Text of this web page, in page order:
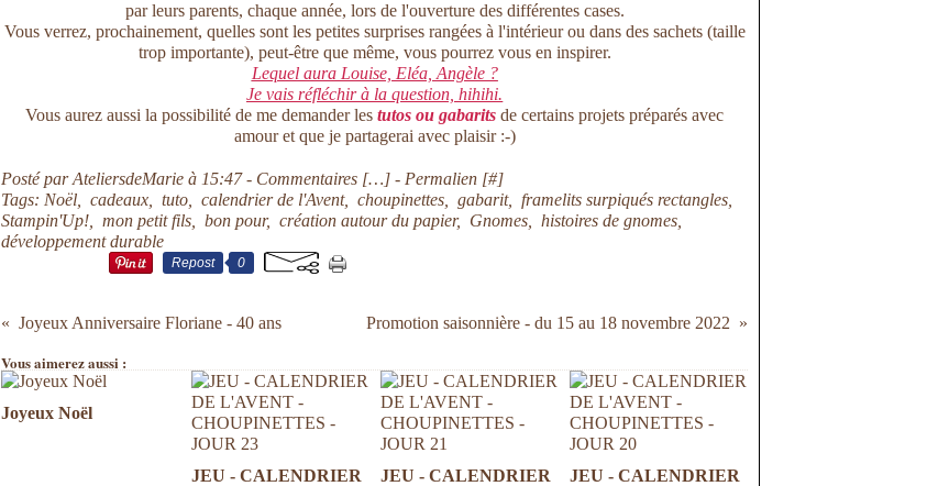
par leurs parents, chaque année, lors de l'ouverture des différentes cases.
Vous verrez, prochainement, quelles sont les petites surprises rangées à l'intérieur ou dans des sachets (taille
trop importante), peut-être que même, vous pourrez vous en inspirer.
Lequel aura Louise, Eléa, Angèle ?
Je vais réfléchir à la question, hihihi.
Vous aurez aussi la possibilité de me demander lestutos ou gabarits de certains projets préparés avec
amour et que je partagerai avec plaisir :-)
Posté par AteliersdeMarie à 15:47 - Commentaires […] - Permalien [#]
Tags: Noël ,cadeaux ,tuto ,calendrier de l'Avent,choupinettes ,gabarit,framelits surpiqués rectangles
Stampin'Up! ,mon petit fils ,bon pour,création autour du papier, Gnomes ,histoires de gnomes
développement durable
Repost 0
Joyeux Anniversaire Floriane - 40 ans Promotion saisonnière - du 15 au 18 novembre 2022
Vous aimerez aussi :
Joyeux Noël
JEU - CALENDRIER
JEU - CALENDRIER
JEU - CALENDRIER